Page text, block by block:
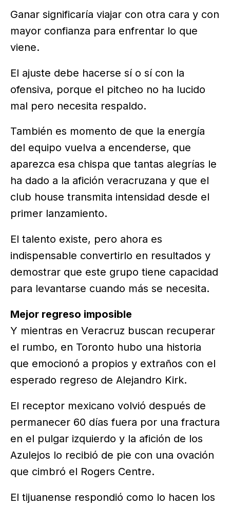
Ganar significaría viajar con otra cara y con
mayor confianza para enfrentar lo que
viene.
El ajuste debe hacerse sí o sí con la
ofensiva, porque el pitcheo no ha lucido
mal pero necesita respaldo.
También es momento de que la energía
del equipo vuelva a encenderse, que
aparezca esa chispa que tantas alegrías le
ha dado a la afición veracruzana y que el
club house transmita intensidad desde el
primer lanzamiento.
El talento existe, pero ahora es
indispensable convertirlo en resultados y
demostrar que este grupo tiene capacidad
para levantarse cuando más se necesita.
Mejor regreso imposible
Y mientras en Veracruz buscan recuperar
el rumbo, en Toronto hubo una historia
que emocionó a propios y extraños con el
esperado regreso de Alejandro Kirk.
El receptor mexicano volvió después de
permanecer 60 días fuera por una fractura
en el pulgar izquierdo y la afición de los
Azulejos lo recibió de pie con una ovación
que cimbró el Rogers Centre.
El tijuanense respondió como lo hacen los